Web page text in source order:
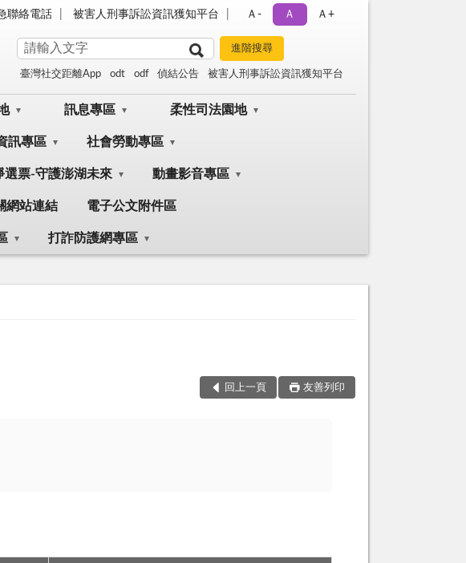
聯絡電話 被害人刑事訴訟資訊獲知平台 Ａ- Ａ Ａ+
臺灣社交距離App odt odf 偵結公告 被害人刑事訴訟資訊獲知平台
訊息專區 柔性司法園地
訊專區 社會勞動專區
選票-守護澎湖未來 動畫影音專區
網站連結 電子公文附件區
打詐防護網專區
回上一頁 友善列印